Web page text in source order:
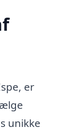
er
unikke